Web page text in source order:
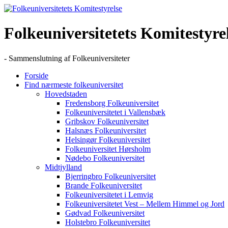
Skip
content
Folkeuniversitetets
- Sammenslutning af Folkeuniversiteter
Forside
Find nærmeste folkeuniversitet
Hovedstaden
Fredensborg Folkeuniversitet
Folkeuniversitetet i Vallensbæk
Gribskov Folkeuniversitet
Halsnæs Folkeuniversitet
Helsingør Folkeuniversitet
Folkeuniversitet Hørsholm
Nødebo Folkeuniversitet
Midtjylland
Bjerringbro Folkeuniversitet
Brande Folkeuniversitet
Folkeuniversitetet i Lemvig
Folkeuniversitetet Vest – Mellem Himmel og Jord
Gødvad Folkeuniversitet
Holstebro Folkeuniversitet